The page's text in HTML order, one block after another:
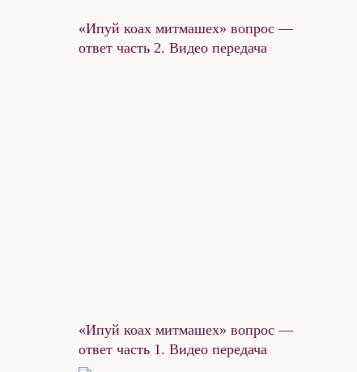
«Ипуй коах митмашех» вопрос —
ответ часть 2. Видео передача
«Ипуй коах митмашех» вопрос —
ответ часть 1. Видео передача